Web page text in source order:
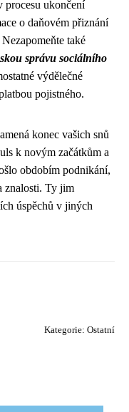
procesu ukončení
o daňovém přiznání
také
správu sociálního
výdělečné
pojistného.
konec vašich snů
k novým začátkům a
obdobím podnikání,
znalosti. Ty jim
úspěchů v jiných
Kategorie: Ostatní